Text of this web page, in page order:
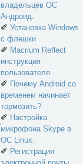
владельцев ОС
Андроид.
✐ Установка Windows
с флешки
✐ Macrium Reflect
инструкция
пользователя
✐ Почему Android со
временем начинает
тормозить?
✐ Настройка
микрофона Skype в
ОС Linux.
✐ Регистрация